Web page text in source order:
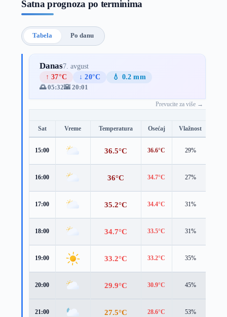
Satna prognoza po terminima
Tabela Po danu
Danas7. avgust
↑ 37°C
↓ 20°C
💧 0.2 mm
🌅 05:32🌇 20:01
Prevucite za više →
Sat Vreme Temperatura Osećaj Vlažnost
15:00 36.5°C 36.6°C 29%
16:00 36°C 34.7°C 27%
17:00 35.2°C 34.4°C 31%
18:00 34.7°C 33.5°C 31%
19:00 33.2°C 33.2°C 35%
20:00 29.9°C 30.9°C 45%
21:00 27.5°C 28.6°C 53%